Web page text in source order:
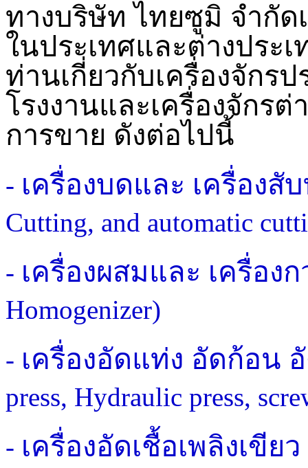
ทางบริษัท ไทยซูมิ จำกัด
ในประเทศและต่างประ
ท่านเกี่ยวกับเครื่องจักร
โรงงานและเครื่องจักร
การขาย ดังต่อไปนี้
- เครื่องบดและ เครื่อง
Cutting, and automatic
- เครื่องผสมและ เครื่อง
Homogenizer)
- เครื่องอัดแท่ง อัดก้อน
press, Hydraulic press,
- เครื่องอัดเชื้อเพลิงเขียว